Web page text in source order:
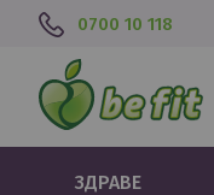
0700 10 118
ЗДРАВЕ